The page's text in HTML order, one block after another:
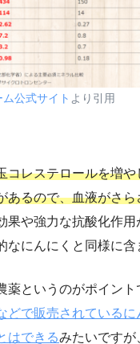
公式サイト より引用
コレステロールを増
あるので、血液がさら
果や強力な抗酸化作用
なにんにくと同様に含
というのがポイント
どで販売されている
はできるみたいですが